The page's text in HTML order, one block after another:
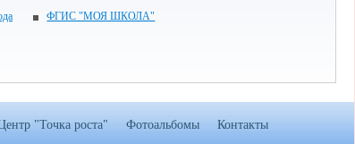
ФГИС "МОЯ ШКОЛА"
"Точка роста" Фотоальбомы Контакты